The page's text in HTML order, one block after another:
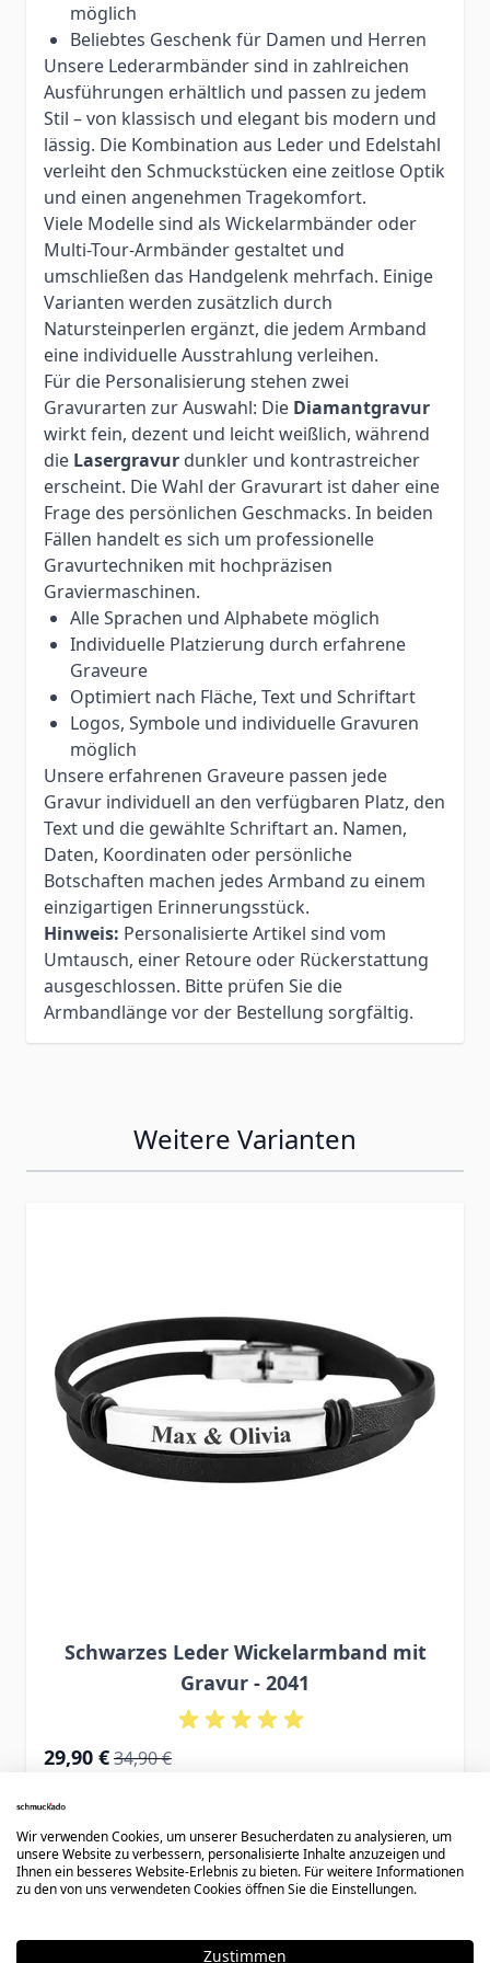
möglich
Beliebtes Geschenk für Damen und Herren
Unsere Lederarmbänder sind in zahlreichen
Ausführungen erhältlich und passen zu jedem
Stil – von klassisch und elegant bis modern und
lässig. Die Kombination aus Leder und Edelstahl
verleiht den Schmuckstücken eine zeitlose Optik
und einen angenehmen Tragekomfort.
Viele Modelle sind als Wickelarmbänder oder
Multi-Tour-Armbänder gestaltet und
umschließen das Handgelenk mehrfach. Einige
Varianten werden zusätzlich durch
Natursteinperlen ergänzt, die jedem Armband
eine individuelle Ausstrahlung verleihen.
Für die Personalisierung stehen zwei
Gravurarten zur Auswahl: Die Diamantgravur
wirkt fein, dezent und leicht weißlich, während
die Lasergravur dunkler und kontrastreicher
erscheint. Die Wahl der Gravurart ist daher eine
Frage des persönlichen Geschmacks. In beiden
Fällen handelt es sich um professionelle
Gravurtechniken mit hochpräzisen
Graviermaschinen.
Alle Sprachen und Alphabete möglich
Individuelle Platzierung durch erfahrene
Graveure
Optimiert nach Fläche, Text und Schriftart
Logos, Symbole und individuelle Gravuren
möglich
Unsere erfahrenen Graveure passen jede
Gravur individuell an den verfügbaren Platz, den
Text und die gewählte Schriftart an. Namen,
Daten, Koordinaten oder persönliche
Botschaften machen jedes Armband zu einem
einzigartigen Erinnerungsstück.
Hinweis: Personalisierte Artikel sind vom
Umtausch, einer Retoure oder Rückerstattung
ausgeschlossen. Bitte prüfen Sie die
Armbandlänge vor der Bestellung sorgfältig.
Weitere Varianten
Schwarzes Leder Wickelarmband mit
Gravur - 2041
Special Price
29,90 € Regular Price
34,90 €
Wir verwenden Cookies, um unserer Besucherdaten zu analysieren, um
unsere Website zu verbessern, personalisierte Inhalte anzuzeigen und
Ihnen ein besseres Website-Erlebnis zu bieten. Für weitere Informationen
zu den von uns verwendeten Cookies öffnen Sie die Einstellungen.
Zustimmen